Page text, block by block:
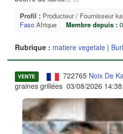
Profil : Producteur / Fournisseur
Faso Afrique Membre depuis :
Rubrique : matiere vegetale |
VENTE 722765 Noix De
graines grillées 03/08/2026